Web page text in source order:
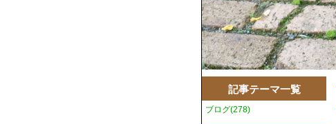
記事テーマ一覧
ブログ(278)